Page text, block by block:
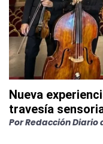
Nueva
travesía
PorRedacción Diario